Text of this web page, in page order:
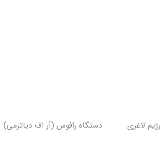
لاغری دستگاه رافوس (آر اف دیاترمی)